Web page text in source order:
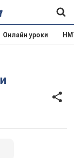
Онлайн уроки